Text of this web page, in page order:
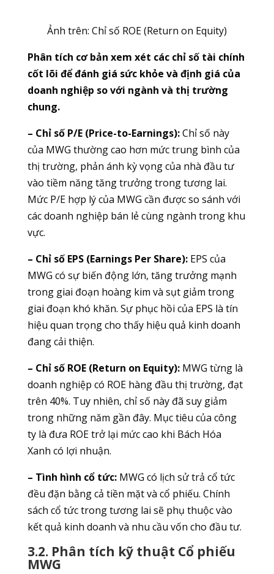
Ảnh trên: Chỉ số ROE (Return on Equity)
Phân tích cơ bản xem xét các chỉ số tài chính
cốt lõi để đánh giá sức khỏe và định giá của
doanh nghiệp so với ngành và thị trường
chung.
– Chỉ số P/E (Price-to-Earnings):Chỉ số này
của MWG thường cao hơn mức trung bình của
thị trường, phản ánh kỳ vọng của nhà đầu tư
vào tiềm năng tăng trưởng trong tương lai.
Mức P/E hợp lý của MWG cần được so sánh với
các doanh nghiệp bán lẻ cùng ngành trong khu
vực.
– Chỉ số EPS (Earnings Per Share):EPS của
MWG có sự biến động lớn, tăng trưởng mạnh
trong giai đoạn hoàng kim và sụt giảm trong
giai đoạn khó khăn. Sự phục hồi của EPS là tín
hiệu quan trọng cho thấy hiệu quả kinh doanh
đang cải thiện.
– Chỉ số ROE (Return on Equity):MWG từng là
doanh nghiệp có ROE hàng đầu thị trường, đạt
trên 40%. Tuy nhiên, chỉ số này đã suy giảm
trong những năm gần đây. Mục tiêu của công
ty là đưa ROE trở lại mức cao khi Bách Hóa
Xanh có lợi nhuận.
– Tình hình cổ tức:MWG có lịch sử trả cổ tức
đều đặn bằng cả tiền mặt và cổ phiếu. Chính
sách cổ tức trong tương lai sẽ phụ thuộc vào
kết quả kinh doanh và nhu cầu vốn cho đầu tư.
3.2. Phân tích kỹ thuật Cổ phiếu
MWG